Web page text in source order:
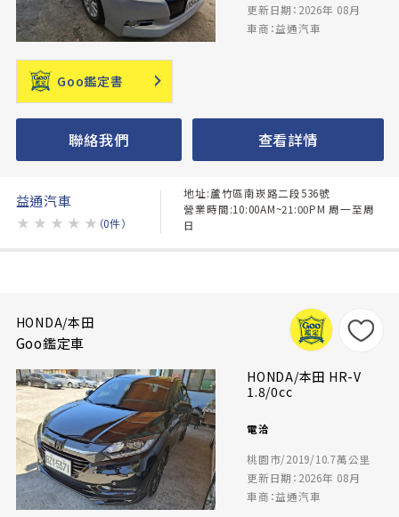
更新日期：2026年 08月
車商：益通汽車
Goo鑑定書
聯絡我們 查看詳情
益通汽車
★ ★ ★ ★ ★ （0件）
地址:蘆竹區南崁路二段536號
營業時間:10:00AM~21:00PM 周一至周
日
HONDA/本田
Goo鑑定車
HONDA/本田 HR-V
1.8/0cc
電洽
桃園市/2019/10.7萬公里
更新日期：2026年 08月
車商：益通汽車